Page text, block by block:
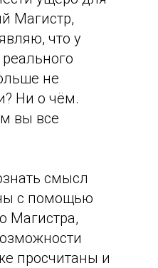
Магистр,
что у
не
Ни о чём.
вы все
смысл
с помощью
Магистра,
просчитаны и